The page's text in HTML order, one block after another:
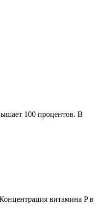
100 процентов. В
витамина P в